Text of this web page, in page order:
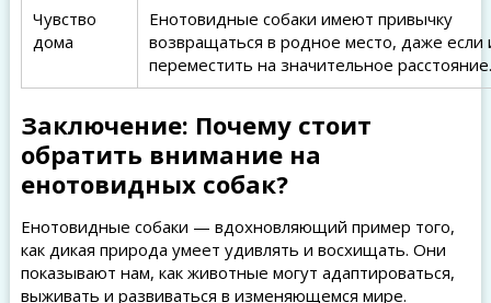
Чувство
дома
Енотовидные собаки имеют привычку
возвращаться в родное место, даже если
переместить на значительное расстояние.
Заключение: Почему стоит
обратить внимание на
енотовидных собак?
Енотовидные собаки — вдохновляющий пример того,
как дикая природа умеет удивлять и восхищать. Они
показывают нам, как животные могут адаптироваться,
выживать и развиваться в изменяющемся мире.